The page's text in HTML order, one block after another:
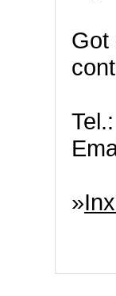
Got
»